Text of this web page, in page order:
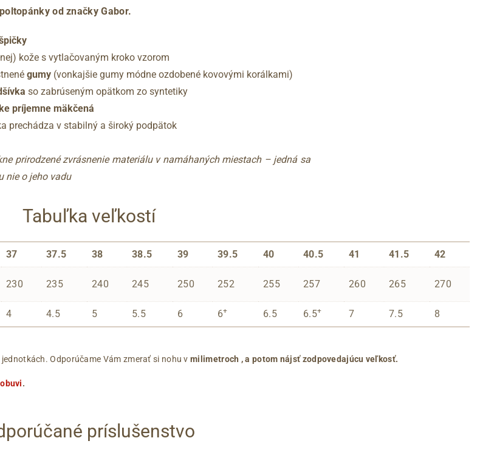
od značky Gabor.
kože s vytlačovaným kroko vzorom
gumy (vonkajšie gumy módne ozdobené kovovými korálkami)
so zabrúseným opätkom zo syntetiky
príjemne mäkčená
prechádza v stabilný a široký podpätok
prirodzené zvrásnenie materiálu v namáhaných miestach – jedná sa
nie o jeho vadu
Tabuľka veľkostí
37 37.5 38 38.5 39 39.5 40 40.5 41 41.5 42
230 235 240 245 250 252 255 257 260 265 270
4 4.5 5 5.5 6 6+ 6.5 6.5+ 7 7.5 8
Odporúčame Vám zmerať si nohu vmilimetroch , a potom nájsť zodpovedajúcu veľkosť.
.
príslušenstvo